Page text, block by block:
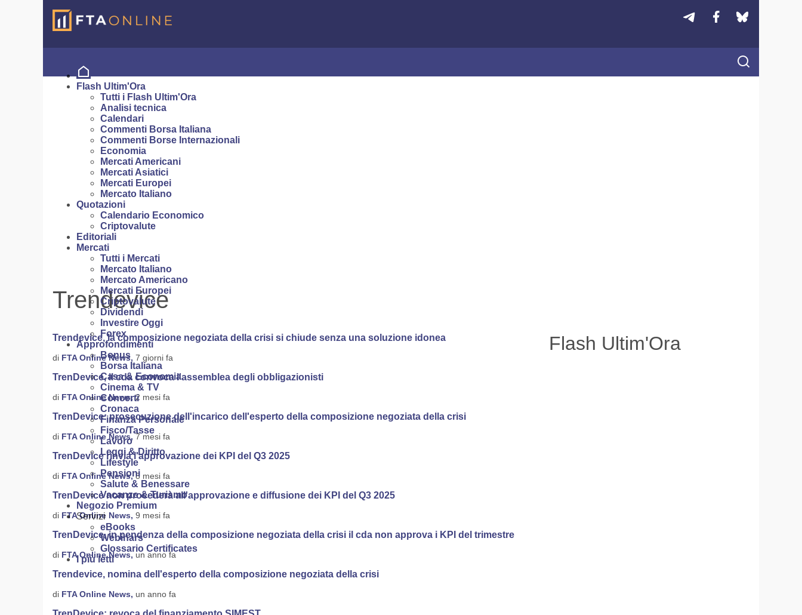
Flash Ultim'Ora
Tutti i Flash Ultim'Ora
Analisi tecnica
Calendari
Commenti Borsa Italiana
Commenti Borse Internazionali
Economia
Mercati Americani
Mercati Asiatici
Mercati Europei
Mercato Italiano
Quotazioni
Calendario Economico
Criptovalute
Editoriali
Mercati
Tutti i Mercati
Mercato Italiano
Mercato Americano
Mercati Europei
Criptovalute
Dividendi
Investire Oggi
Forex
Approfondimenti
Bonus
Borsa Italiana
Casa & Economia
Cinema & TV
Concerti
Cronaca
Finanza Personale
Fisco/Tasse
Lavoro
Leggi & Diritto
Lifestyle
Pensioni
Salute & Benessare
Vacanze & Turismo
Negozio Premium
Servizi
eBooks
Webinars
Glossario Certificates
I più letti
Trendevice
Trendevice, la composizione negoziata della crisi si chiude senza una soluzione idonea
di FTA Online News, 7 giorni fa
TrenDevice, il cda convoca l'assemblea degli obbligazionisti
di FTA Online News,2 mesi fa
TrenDevice: prosecuzione dell'incarico dell'esperto della composizione negoziata della crisi
di FTA Online News,7 mesi fa
TrenDevice rinvia l'approvazione dei KPI del Q3 2025
di FTA Online News,8 mesi fa
TrenDevice non procederà all'approvazione e diffusione dei KPI del Q3 2025
di FTA Online News, 9 mesi fa
TrenDevice, in pendenza della composizione negoziata della crisi il cda non approva i KPI del trimestre
di FTA Online News,un anno fa
Trendevice, nomina dell'esperto della composizione negoziata della crisi
di FTA Online News, un anno fa
Flash Ultim'Ora